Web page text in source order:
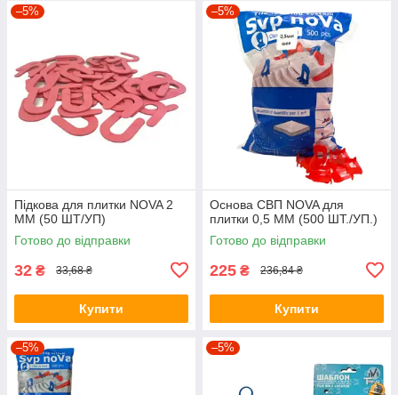
–5%
Підкова для плитки NOVA 2
ММ (50 ШТ/УП)
Готово до відправки
32 ₴ 33,68 ₴
Купити
–5%
Основа СВП NOVA для
плитки 0,5 ММ (500 ШТ./УП.)
Готово до відправки
225 ₴ 236,84 ₴
Купити
–5% –5%